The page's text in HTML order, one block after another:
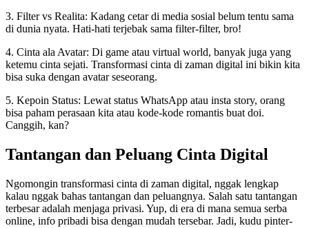
3. Filter vs Realita: Kadang cetar di media sosial belum tentu sama
di dunia nyata. Hati-hati terjebak sama filter-filter, bro!
4. Cinta ala Avatar: Di game atau virtual world, banyak juga yang
ketemu cinta sejati. Transformasi cinta di zaman digital ini bikin kita
bisa suka dengan avatar seseorang.
5. Kepoin Status: Lewat status WhatsApp atau insta story, orang
bisa paham perasaan kita atau kode-kode romantis buat doi.
Canggih, kan?
Tantangan dan Peluang Cinta Digital
Ngomongin transformasi cinta di zaman digital, nggak lengkap
kalau nggak bahas tantangan dan peluangnya. Salah satu tantangan
terbesar adalah menjaga privasi. Yup, di era di mana semua serba
online, info pribadi bisa dengan mudah tersebar. Jadi, kudu pinter-